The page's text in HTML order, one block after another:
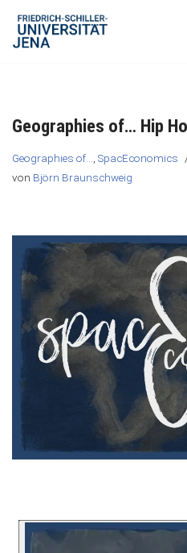
Zum
Geographies of… Hip
Geographies of... SpacEconomics
von Björn Braunschweig